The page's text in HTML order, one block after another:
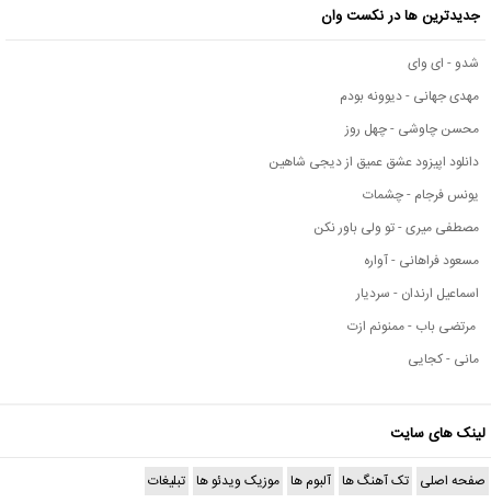
جدیدترین ها در نکست وان
شدو - ای وای
مهدی جهانی - دیوونه بودم
محسن چاوشی - چهل روز
دانلود اپیزود عشق عمیق از دیجی شاهین
یونس فرجام - چشمات
مصطفی میری - تو ولی باور نکن
مسعود فراهانی - آواره
اسماعیل ارندان - سردیار
مرتضی باب - ممنونم ازت
مانی - کجایی
لینک های سایت
صفحه اصلی تک آهنگ ها آلبوم ها موزیک ویدئو ها تبلیغات